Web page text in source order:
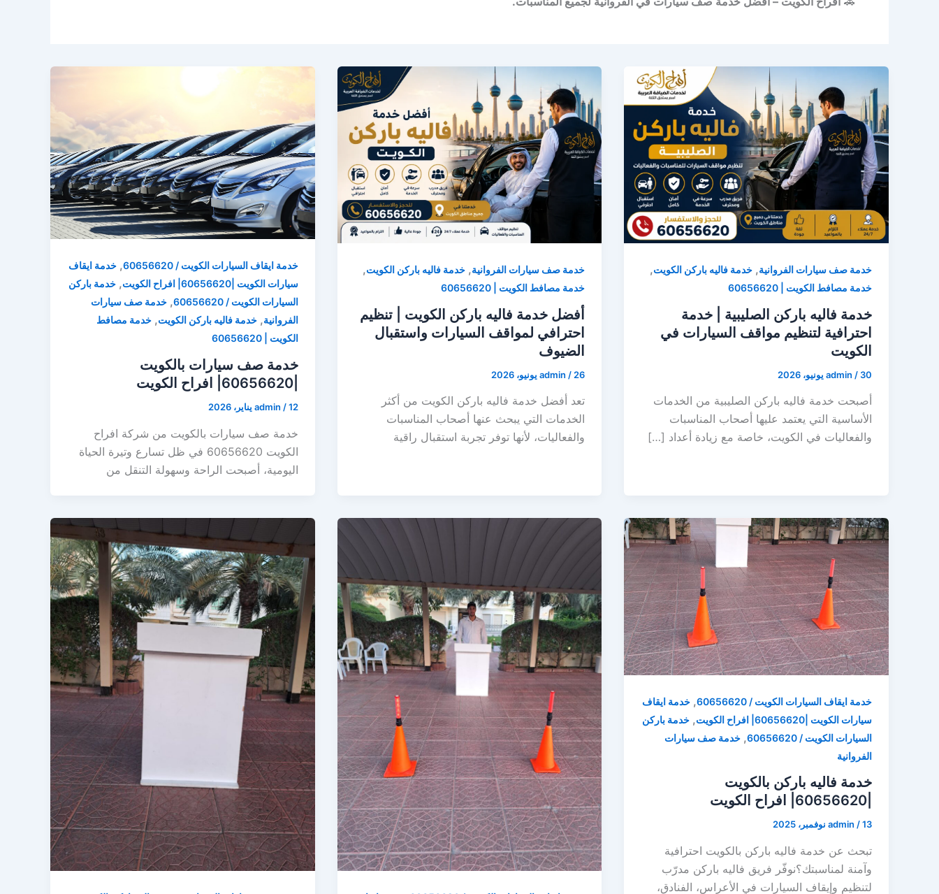
خدمة صف سيارات الفروانية, خدمة فاليه باركن الكويت,
خدمة مصافط الكويت | 60656620
خدمة فاليه باركن الصليبية | خدمة
احترافية لتنظيم مواقف السيارات في
الكويت
admin / 30 يونيو، 2026
أصبحت خدمة فاليه باركن الصليبية من الخدمات
الأساسية التي يعتمد عليها أصحاب المناسبات
والفعاليات في الكويت، خاصة مع زيادة أعداد […]
خدمة صف سيارات الفروانية, خدمة فاليه باركن الكويت,
خدمة مصافط الكويت | 60656620
أفضل خدمة فاليه باركن الكويت | تنظيم
احترافي لمواقف السيارات واستقبال
الضيوف
admin / 26 يونيو، 2026
تعد أفضل خدمة فاليه باركن الكويت من أكثر
الخدمات التي يبحث عنها أصحاب المناسبات
والفعاليات، لأنها توفر تجربة استقبال راقية
خدمة ايقاف السيارات الكويت / 60656620 ,خدمة ايقاف
سيارات الكويت |60656620| افراح الكويت
,خدمة باركن
السيارات الكويت / 60656620
,خدمة صف سيارات
الفروانية,خدمة فاليه باركن الكويت,خدمة مصافط
الكويت | 60656620
خدمة صف سيارات بالكويت
|60656620| افراح الكويت
admin /12 يناير، 2026
خدمة صف سيارات بالكويت من شركة افراح
الكويت 60656620 في ظل تسارع وتيرة الحياة
اليومية، أصبحت الراحة وسهولة التنقل من
خدمة ايقاف السيارات الكويت / 60656620 , خدمة ايقاف
سيارات الكويت |60656620| افراح الكويت
, خدمة باركن
السيارات الكويت / 60656620
, خدمة صف سيارات
الفروانية
خدمة فاليه باركن بالكويت
admin /13 نوفمبر، 2025
تبحث عن خدمة فاليه باركن بالكويت احترافية
وآمنة لمناسبتك؟نوفّر فريق فاليه باركن مدرّب
لتنظيم وإيقاف السيارات في الأعراس، الفنادق،